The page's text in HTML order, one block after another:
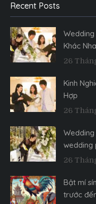
Recent Posts
Khác
26
Kinh
Hợp
26
Wedding
wedding
26
Bật mí
trước